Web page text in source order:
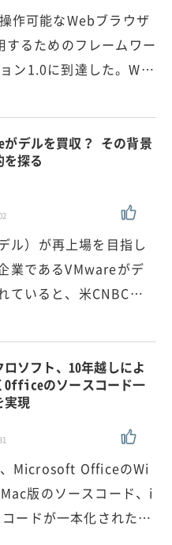
作可能なWebブラウザ
るためのフレームワー
ン1.0に到達した。W…
がデルを買収？ その背景
を探る
）が再上場を目指し
業であるVMwareがデ
ていると、米CNBC…
ロソフト、10年越しによ
Officeのソースコード一
実現
Microsoft OfficeのWi
版のソースコード、i
ードが一本化された…